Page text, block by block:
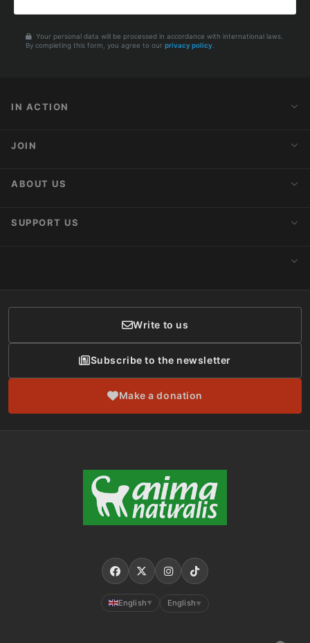
Your personal data will be processed in accordance with international laws.
By completing this form, you agree to our privacy policy.
IN ACTION
JOIN
Activist Network
ABOUT US
About AnimaNaturalis
SUPPORT US
Donor Care
Write to us
Subscribe to the newsletter
Make a donation
English ▼ English ▼